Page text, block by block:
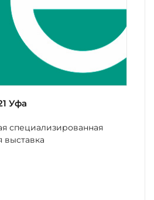
Уфа
специализированная
выставка